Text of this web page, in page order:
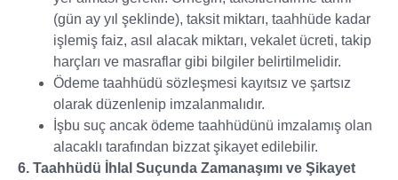
(gün ay yıl şeklinde), taksit miktarı, taahhüde kadar
işlemiş faiz, asıl alacak miktarı, vekalet ücreti, takip
harçları ve masraflar gibi bilgiler belirtilmelidir.
Ödeme taahhüdü sözleşmesi kayıtsız ve şartsız
olarak düzenlenip imzalanmalıdır.
İşbu suç ancak ödeme taahhüdünü imzalamış olan
alacaklı tarafından bizzat şikayet edilebilir.
6. Taahhüdü İhlal Suçunda Zamanaşımı ve Şikayet